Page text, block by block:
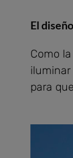
El
Como
para